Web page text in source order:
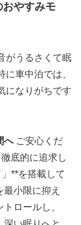
やすみモ
がうるさくて眠
車中泊では、
になりがちです
へご安心くだ
底的に追求し
**を搭載して
小限に抑え
ロールし、